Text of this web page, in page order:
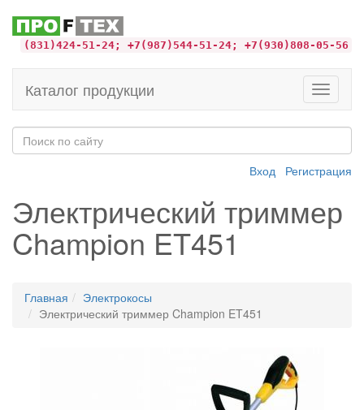
(831)424-51-24; +7(987)544-51-24; +7(930)808-05-56
Toggle
Каталог продукции
Вход Регистрация
Электрический триммер
Champion ET451
Главная
Электрокосы
Электрический триммер Champion ET451